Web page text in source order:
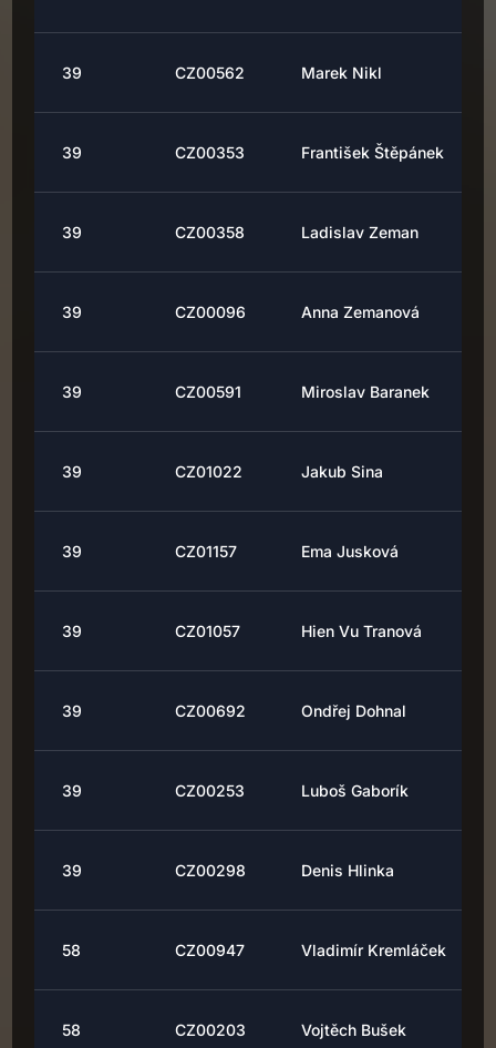
39 CZ00562 Marek Nikl
39 CZ00353 František Štěpánek
39 CZ00358 Ladislav Zeman
39 CZ00096 Anna Zemanová
39 CZ00591 Miroslav Baranek
39 CZ01022 Jakub Sina
39 CZ01157 Ema Jusková
39 CZ01057 Hien Vu Tranová
39 CZ00692 Ondřej Dohnal
39 CZ00253 Luboš Gaborík
39 CZ00298 Denis Hlinka
58 CZ00947 Vladimír Kremláček
58 CZ00203 Vojtěch Bušek